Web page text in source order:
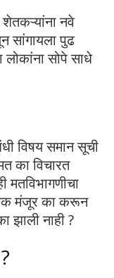
नवे
सांगायला पुढ
सोपे साधे
विषय समान सूची
का विचारत
मंजूर का करून
झाली नाही ?